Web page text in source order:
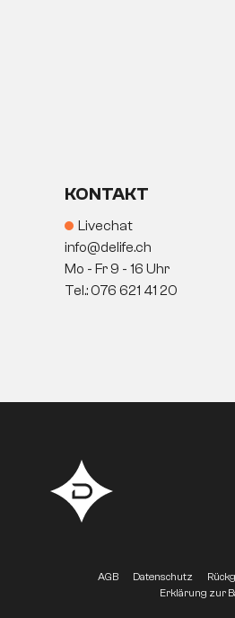
KONTAKT
Livechat
info@delife.ch
Mo - Fr 9 - 16 Uhr
Tel.: 076 621 41 20
AGB Datenschutz
Erklärung zur